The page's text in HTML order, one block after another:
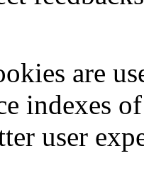
are
indexes
user